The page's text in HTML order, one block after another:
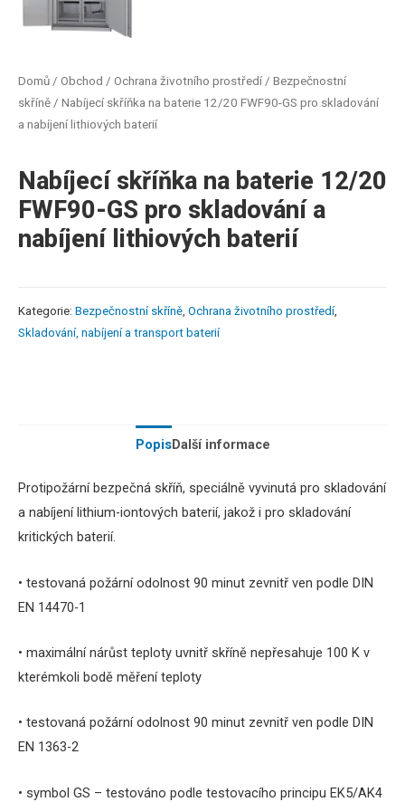
Domů / Obchod / Ochrana životního prostředí / Bezpečnostní
skříně / Nabíjecí skříňka na baterie 12/20 FWF90-GS pro skladování
a nabíjení lithiových baterií
Nabíjecí skříňka na baterie 12/20
FWF90-GS pro skladování a
nabíjení lithiových baterií
Kategorie: Bezpečnostní skříně Ochrana životního prostředí,
Skladování, nabíjení a transport baterií
PopisDalší informace
Protipožární bezpečná skříň, speciálně vyvinutá pro skladování
a nabíjení lithium-iontových baterií, jakož i pro skladování
kritických baterií.
• testovaná požární odolnost 90 minut zevnitř ven podle DIN
EN 14470-1
• maximální nárůst teploty uvnitř skříně nepřesahuje 100 K v
kterémkoli bodě měření teploty
• testovaná požární odolnost 90 minut zevnitř ven podle DIN
EN 1363-2
• symbol GS – testováno podle testovacího principu EK5/AK4